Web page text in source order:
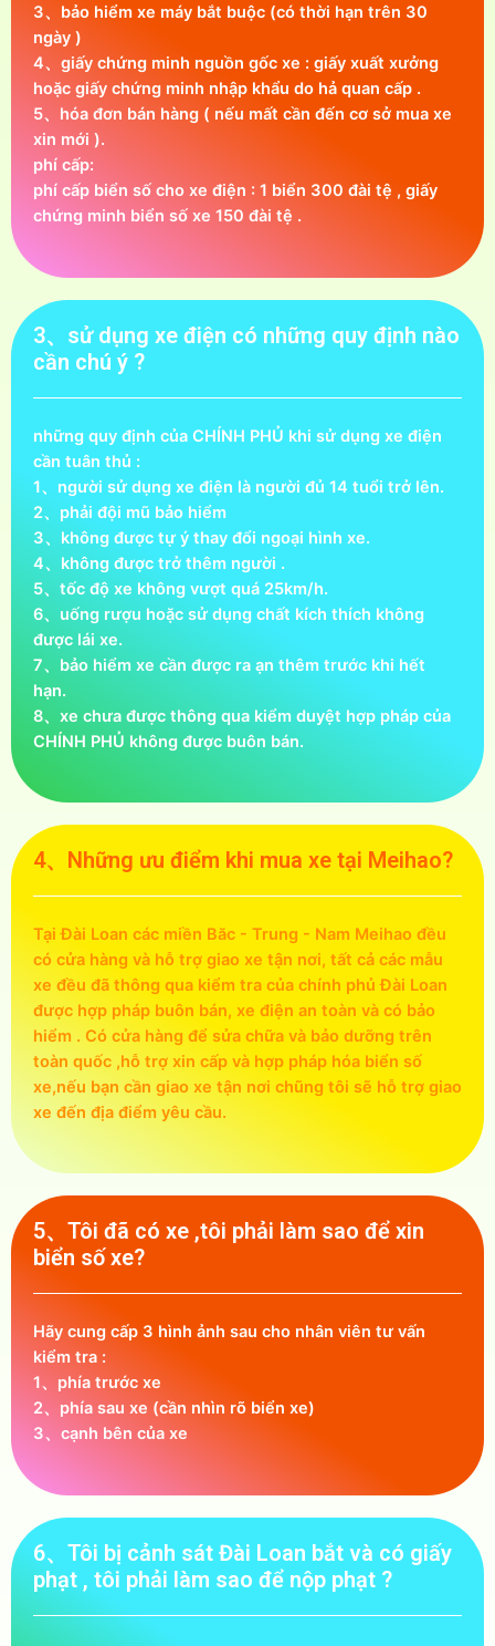
3、bảo hiểm xe máy bắt buộc (có thời hạn trên 30
ngày )
4、giấy chứng minh nguồn gốc xe : giấy xuất xưởng
hoặc giấy chứng minh nhập khẩu do hả quan cấp .
5、hóa đơn bán hàng ( nếu mất cần đến cơ sở mua xe
xin mới ).
phí cấp:
phí cấp biển số cho xe điện : 1 biển 300 đài tệ , giấy
chứng minh biển số xe 150 đài tệ .
3、sử dụng xe điện có những quy định nào
cần chú ý ?
những quy định của CHÍNH PHỦ khi sử dụng xe điện
cần tuân thủ :
1、người sử dụng xe điện là người đủ 14 tuổi trở lên.
2、phải đội mũ bảo hiểm
3、không được tự ý thay đổi ngoại hình xe.
4、không được trở thêm người .
5、tốc độ xe không vượt quá 25km/h.
6、uống rượu hoặc sử dụng chất kích thích không
được lái xe.
7、bảo hiểm xe cần được ra ạn thêm trước khi hết
hạn.
8、xe chưa được thông qua kiểm duyệt hợp pháp của
CHÍNH PHỦ không được buôn bán.
4、Những ưu điểm khi mua xe tại Meihao?
Tại Đài Loan các miền Băc - Trung - Nam Meihao đều
có cửa hàng và hỗ trợ giao xe tận nơi, tất cả các mẫu
xe đều đã thông qua kiểm tra của chính phủ Đài Loan
được hợp pháp buôn bán, xe điện an toàn và có bảo
hiểm . Có cửa hàng để sửa chữa và bảo dưỡng trên
toàn quốc ,hỗ trợ xin cấp và hợp pháp hóa biển số
xe,nếu bạn cần giao xe tận nơi chũng tôi sẽ hỗ trợ giao
xe đến địa điểm yêu cầu.
5、Tôi đã có xe ,tôi phải làm sao để xin
biển số xe?
Hãy cung cấp 3 hình ảnh sau cho nhân viên tư vấn
kiểm tra :
1、phía trước xe
2、phía sau xe (cần nhìn rõ biển xe)
3、cạnh bên của xe
6、Tôi bị cảnh sát Đài Loan bắt và có giấy
phạt , tôi phải làm sao để nộp phạt ?